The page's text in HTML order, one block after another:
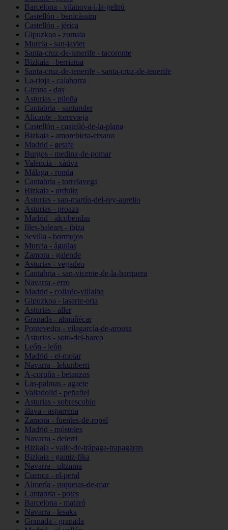
Barcelona - vilanova-i-la-geltrú
Castellón - benicàssim
Castellón - jérica
Gipuzkoa - zumaia
Murcia - san-javier
Santa-cruz-de-tenerife - tacoronte
Bizkaia - berriatua
Santa-cruz-de-tenerife - santa-cruz-de-tenerife
La-rioja - calahorra
Girona - das
Asturias - piloña
Cantabria - santander
Alicante - torrevieja
Castellón - castelló-de-la-plana
Bizkaia - amorebieta-etxano
Madrid - getafe
Burgos - medina-de-pomar
Valencia - xàtiva
Málaga - ronda
Cantabria - torrelavega
Bizkaia - urduliz
Asturias - san-martín-del-rey-aurelio
Asturias - proaza
Madrid - alcobendas
Illes-balears - ibiza
Sevilla - bormujos
Murcia - águilas
Zamora - galende
Asturias - vegadeo
Cantabria - san-vicente-de-la-barquera
Navarra - erro
Madrid - collado-villalba
Gipuzkoa - lasarte-oria
Asturias - aller
Granada - almuñécar
Pontevedra - vilagarcía-de-arousa
Asturias - soto-del-barco
León - león
Madrid - el-molar
Navarra - lekunberri
A-coruña - betanzos
Las-palmas - agaete
Valladolid - peñafiel
Asturias - sobrescobio
álava - asparrena
Zamora - fuentes-de-ropel
Madrid - móstoles
Navarra - deierri
Bizkaia - valle-de-trápaga-trapagaran
Bizkaia - gamiz-fika
Navarra - ultzama
Cuenca - el-peral
Almería - roquetas-de-mar
Cantabria - potes
Barcelona - mataró
Navarra - lesaka
Granada - granada